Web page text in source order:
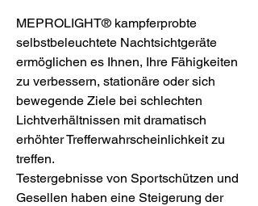
MEPROLIGHT® kampferprobte
selbstbeleuchtete Nachtsichtgeräte
ermöglichen es Ihnen, Ihre Fähigkeiten
zu verbessern, stationäre oder sich
bewegende Ziele bei schlechten
Lichtverhältnissen mit dramatisch
erhöhter Trefferwahrscheinlichkeit zu
treffen.
Testergebnisse von Sportschützen und
Gesellen haben eine Steigerung der